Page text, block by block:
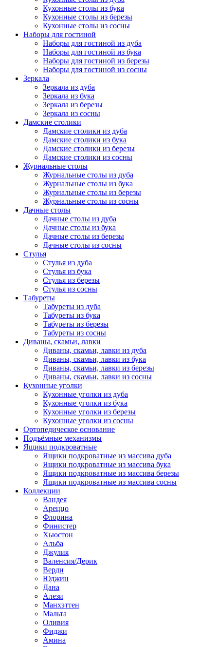
Кухонные столы из бука
Кухонные столы из березы
Кухонные столы из сосны
Наборы для гостиной
Наборы для гостиной из дуба
Наборы для гостиной из бука
Наборы для гостиной из березы
Наборы для гостиной из сосны
Зеркала
Зеркала из дуба
Зеркала из бука
Зеркала из березы
Зеркала из сосны
Дамские столики
Дамские столики из дуба
Дамские столики из бука
Дамские столики из березы
Дамские столики из сосны
Журнальные столы
Журнальные столы из дуба
Журнальные столы из бука
Журнальные столы из березы
Журнальные столы из сосны
Дачные столы
Дачные столы из дуба
Дачные столы из бука
Дачные столы из березы
Дачные столы из сосны
Стулья
Стулья из дуба
Стулья из бука
Стулья из березы
Стулья из сосны
Табуреты
Табуреты из дуба
Табуреты из бука
Табуреты из березы
Табуреты из сосны
Диваны, скамьи, лавки
Диваны, скамьи, лавки из дуба
Диваны, скамьи, лавки из бука
Диваны, скамьи, лавки из березы
Диваны, скамьи, лавки из сосны
Кухонные уголки
Кухонные уголки из дуба
Кухонные уголки из бука
Кухонные уголки из березы
Кухонные уголки из сосны
Ортопедическое основание
Подъёмные механизмы
Ящики подкроватные
Ящики подкроватные из массива дуба
Ящики подкроватные из массива бука
Ящики подкроватные из массива березы
Ящики подкроватные из массива сосны
Коллекции
Вандея
Ареццо
Флорина
Финистер
Хьюстон
Альба
Джулия
Валенсия/Дерик
Верди
Юджин
Дана
Алези
Манхэттен
Мальта
Оливия
Фиджи
Амина